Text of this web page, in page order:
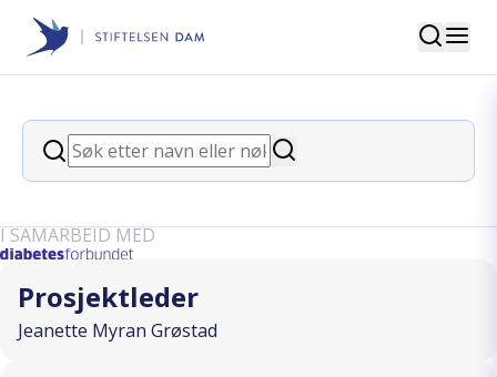
Stiftelsen Dam
Søk
Søk
Søk
back
Veien mot 2027 – Organisering og
I SAMARBEID MED
Prosjektleder
Jeanette Myran Grøstad